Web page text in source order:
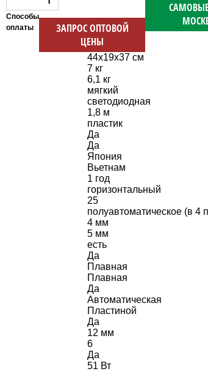
ЗАПРОС ОПТОВОЙ
ЦЕНЫ
Способы
оплаты
44х19х37 см
7 кг
6,1 кг
мягкий
светодиодная
1,8 м
пластик
Да
Да
Япония
Вьетнам
1 год
горизонтальный
25
полуавтоматическое (в 4
4 мм
5 мм
есть
Да
Плавная
Плавная
Да
Автоматическая
Пластиной
Да
12 мм
6
Да
51 Вт